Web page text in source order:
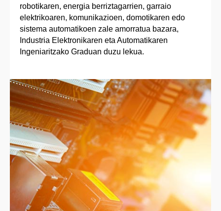
robotikaren, energia berriztagarrien, garraio
elektrikoaren, komunikazioen, domotikaren edo
sistema automatikoen zale amorratua bazara,
Industria Elektronikaren eta Automatikaren
Ingeniaritzako Graduan duzu lekua.